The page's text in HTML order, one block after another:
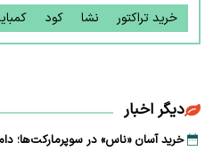
خرید تراکتور نشا کود
دیگر اخبار
خرید آسان «ناس» در سوپرمارکت‌ها؛